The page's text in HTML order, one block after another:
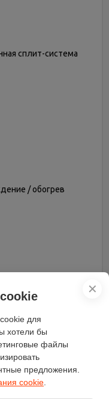
сплит-система
/ обогрев
✕
для
хотели бы
файлы
предложения.
cookie